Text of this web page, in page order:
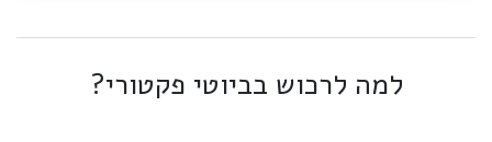
למה לרכוש בביוטי פקטורי?